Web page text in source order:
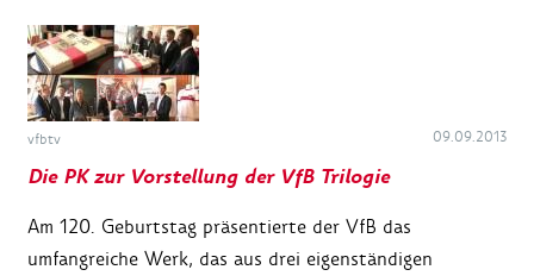
vfbtv 09.09.2013
Die PK zur Vorstellung der VfB Trilogie
Am 120. Geburtstag präsentierte der VfB das
umfangreiche Werk, das aus drei eigenständigen